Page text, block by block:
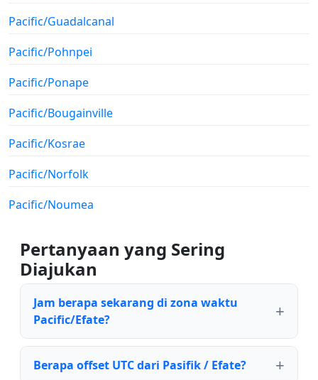
Pacific/Guadalcanal
Pacific/Pohnpei
Pacific/Ponape
Pacific/Bougainville
Pacific/Kosrae
Pacific/Norfolk
Pacific/Noumea
Pertanyaan yang Sering
Diajukan
Jam berapa sekarang di zona waktu
Pacific/Efate?
Berapa offset UTC dari Pasifik / Efate?